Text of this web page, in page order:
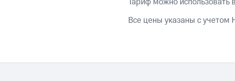
Скидки до 40%
Все цены указаны с учетом